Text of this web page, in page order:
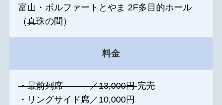
富山・ボルファートとやま 2F多目的ホール
（真珠の間）
料金
・最前列席 ／13,000円完売
・リングサイド席／10,000円